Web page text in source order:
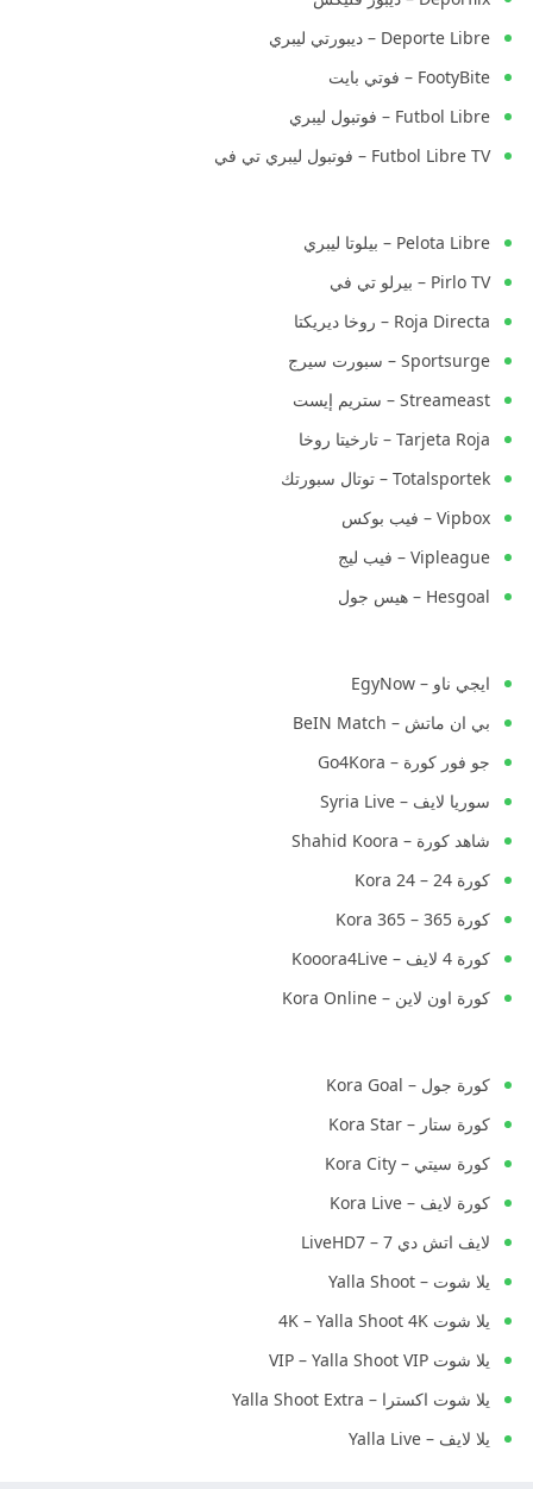
Deporte Libre – ديبورتي ليبري
FootyBite – فوتي بايت
Futbol Libre – فوتبول ليبري
Futbol Libre TV – فوتبول ليبري تي في
Pelota Libre – بيلوتا ليبري
Pirlo TV – بيرلو تي في
Roja Directa – روخا ديريكتا
Sportsurge – سبورت سيرج
Streameast – ستريم إيست
Tarjeta Roja – تارخيتا روخا
Totalsportek – توتال سبورتك
Vipbox – فيب بوكس
Vipleague – فيب ليج
Hesgoal – هيس جول
ايجي ناو – EgyNow
بي ان ماتش – BeIN Match
جو فور كورة – Go4Kora
سوريا لايف – Syria Live
شاهد كورة – Shahid Koora
كورة 24 – Kora 24
كورة 365 – Kora 365
كورة 4 لايف – Kooora4Live
كورة اون لاين – Kora Online
كورة جول – Kora Goal
كورة ستار – Kora Star
كورة سيتي – Kora City
كورة لايف – Kora Live
لايف اتش دي 7 – LiveHD7
يلا شوت – Yalla Shoot
يلا شوت 4K – Yalla Shoot 4K
يلا شوت VIP – Yalla Shoot VIP
يلا شوت اكسترا – Yalla Shoot Extra
يلا لايف – Yalla Live